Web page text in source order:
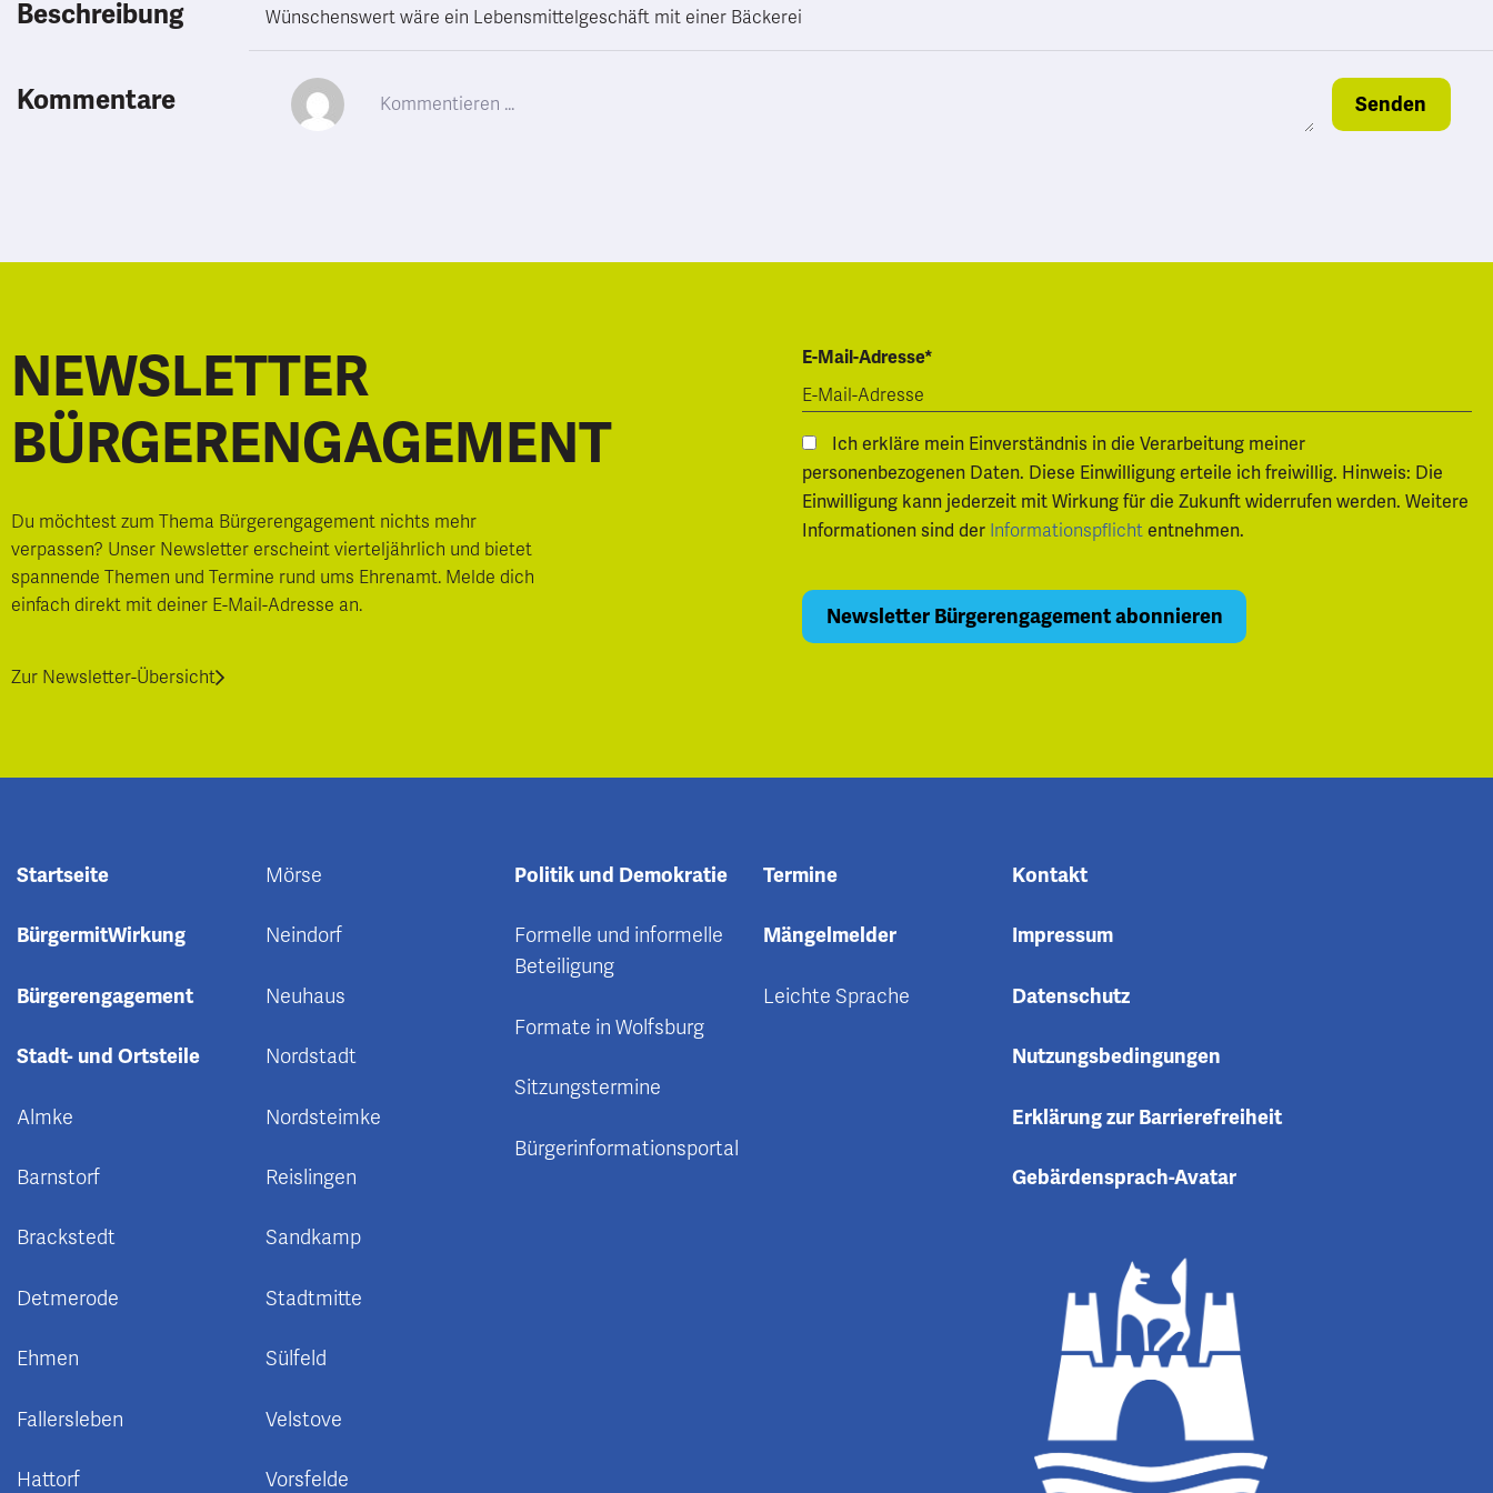
Beschreibung Wünschenswert wäre ein Lebensmittelgeschäft mit einer Bäckerei
Kommentare Senden
NEWSLETTER
BÜRGERENGAGEMENT
Du möchtest zum Thema Bürgerengagement nichts mehr
verpassen? Unser Newsletter erscheint vierteljährlich und bietet
spannende Themen und Termine rund ums Ehrenamt. Melde dich
einfach direkt mit deiner E-Mail-Adresse an.
Zur Newsletter-Übersicht
E-Mail-Adresse*
Ich erkläre mein Einverständnis in die Verarbeitung meiner
personenbezogenen Daten. Diese Einwilligung erteile ich freiwillig. Hinweis: Die
Einwilligung kann jederzeit mit Wirkung für die Zukunft widerrufen werden. Weitere
Informationen sind der Informationspflicht entnehmen.
Startseite
BürgermitWirkung
Bürgerengagement
Stadt- und Ortsteile
Almke
Barnstorf
Brackstedt
Detmerode
Ehmen
Fallersleben
Hattorf
Mörse
Neindorf
Neuhaus
Nordstadt
Nordsteimke
Reislingen
Sandkamp
Stadtmitte
Sülfeld
Velstove
Vorsfelde
Politik und Demokratie
Formelle und informelle
Beteiligung
Formate in Wolfsburg
Sitzungstermine
Bürgerinformationsportal
Termine
Mängelmelder
Leichte Sprache
Kontakt
Impressum
Datenschutz
Nutzungsbedingungen
Erklärung zur Barrierefreiheit
Gebärdensprach-Avatar